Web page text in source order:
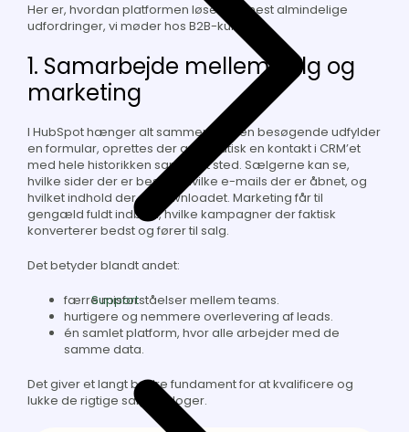
Support
Her er, hvordan platformen løser de mest almindelige
udfordringer, vi møder hos B2B-kunder:
1. Samarbejde mellem salg og
marketing
I HubSpot hænger alt sammen. Når en besøgende udfylder
en formular, oprettes der automatisk en kontakt i CRM’et
med hele historikken samlet ét sted. Sælgerne kan se,
hvilke sider der er besøgt, hvilke e-mails der er åbnet, og
hvilket indhold der er downloadet. Marketing får til
gengæld fuldt indblik i, hvilke kampagner der faktisk
konverterer bedst og fører til salg.
Det betyder blandt andet:
færre misforståelser mellem teams.
hurtigere og nemmere overlevering af leads.
én samlet platform, hvor alle arbejder med de
samme data.
Det giver et langt bedre fundament for at kvalificere og
lukke de rigtige salgsdialoger.